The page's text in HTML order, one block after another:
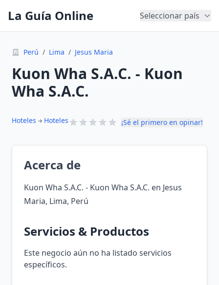
La Guía Online Seleccionar país
Perú / Lima / Jesus Maria
Kuon Wha S.A.C. - Kuon
Wha S.A.C.
Hoteles Hoteles ¡Sé el primero en opinar!
Acerca de
Kuon Wha S.A.C. - Kuon Wha S.A.C. en Jesus
Maria, Lima, Perú
Servicios & Productos
Este negocio aún no ha listado servicios
específicos.